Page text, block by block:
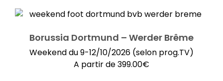
Borussia Dortmund – Werder Brême
Weekend du 9-12/10/2026 (selon prog.TV)
A partir de399.00€